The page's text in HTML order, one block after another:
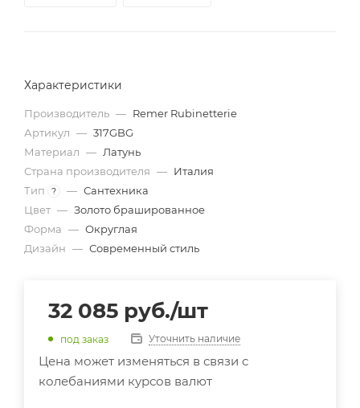
Характеристики
Производитель — Remer Rubinetterie
Артикул — 317GBG
Материал — Латунь
Страна производителя — Италия
Тип
? — Сантехника
Цвет — Золото брашированное
Форма — Округлая
Дизайн — Современный стиль
32 085 руб./шт
под заказ Уточнить наличие
Цена может изменяться в связи с
колебаниями курсов валют